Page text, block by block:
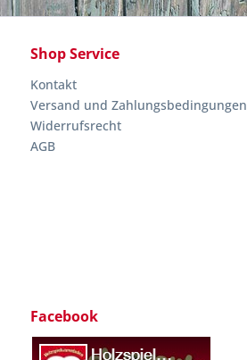
Shop Service
Kontakt
Versand und Zahlungsbedingungen
Widerrufsrecht
AGB
Facebook